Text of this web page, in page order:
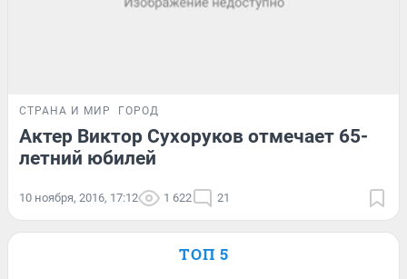
СТРАНА И МИР ГОРОД
Актер Виктор Сухоруков отмечает 65-
летний юбилей
10 ноября, 2016, 17:12 1 622 21
ТОП 5